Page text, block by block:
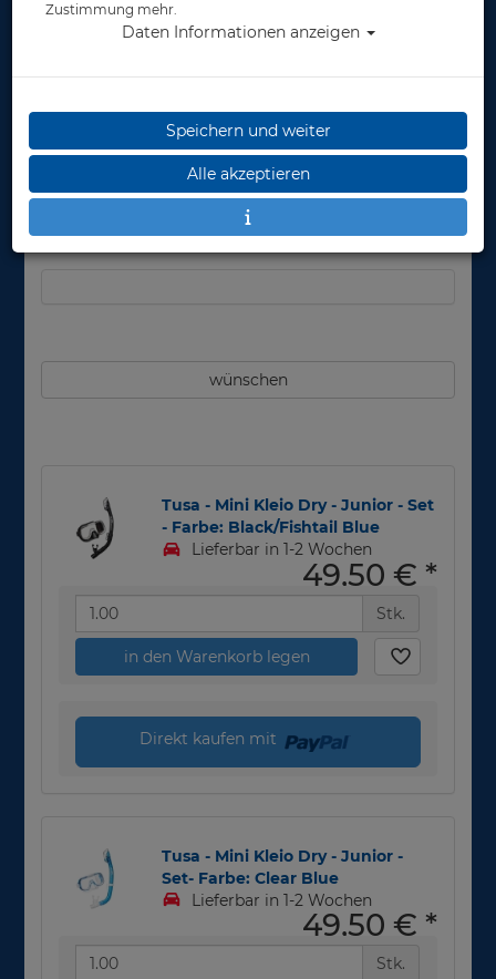
Herstellerpreis: 49,50 €
49,50 €
wünschen
Tusa - Mini Kleio Dry - Junior - Set
- Farbe: Black/Fishtail Blue
Lieferbar in 1-2 Wochen
49,50 € *
Stk.
in den Warenkorb legen
Direkt kaufen mit
Tusa - Mini Kleio Dry - Junior -
Set- Farbe: Clear Blue
Lieferbar in 1-2 Wochen
49,50 € *
Stk.
Zustimmung mehr.
Daten Informationen anzeigen
Speichern und weiter
Alle akzeptieren